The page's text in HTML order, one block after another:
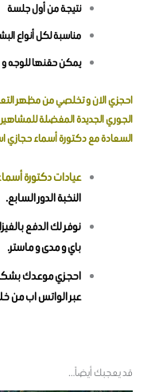
نتيجة من أول جلسة
مناسبة لكل أنواع
يمكن حقنها للوجه و
احجزي الانو تخلصي من مظهر
الجوري الجديدة المفضلة
السعادة معدكتورة أسماء حجازي
عيادات دكتورة
النخبة الدور السابع.
نوفر لك الدفع
باي و مدى و ماستر.
احجزي موعدك بشكل
عبر الواتس اب من
قد يعجبك أيضاً…